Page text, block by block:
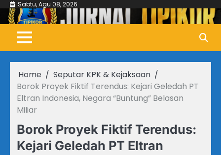
Skip
content
Sabtu, Agu 08, 2026
Home
Seputar KPK & Kejaksaan
Borok Proyek Fiktif Terendus: Kejari Geledah PT
Eltran Indonesia, Negara “Buntung” Belasan
Miliar
Borok Proyek Fiktif Terendus:
Kejari Geledah PT Eltran